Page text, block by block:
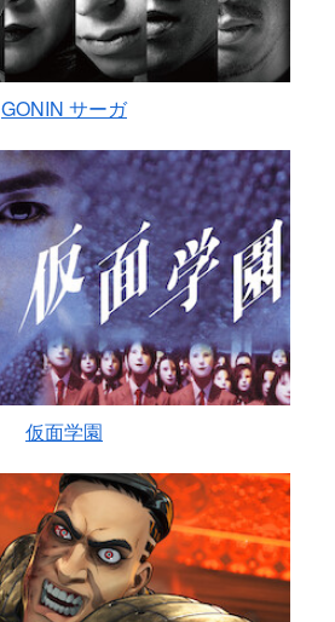
GONIN サーガ
仮面学園